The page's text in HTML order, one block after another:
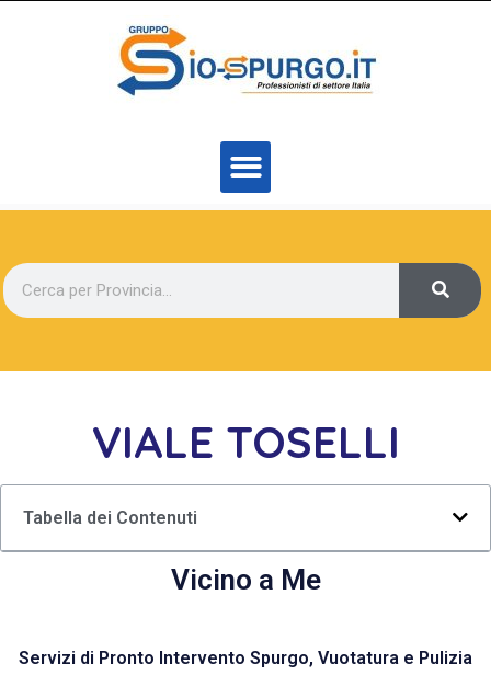
VIALE TOSELLI
Tabella dei Contenuti
Vicino a Me
Servizi di Pronto Intervento Spurgo, Vuotatura e Pulizia